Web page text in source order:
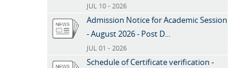
JUL 10 - 2026
Admission Notice for Academic Session
- August 2026 - Post D...
JUL 01 - 2026
Schedule of Certificate verification -